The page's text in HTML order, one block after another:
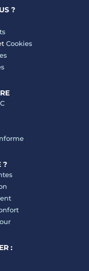
?
Cookies
?
: